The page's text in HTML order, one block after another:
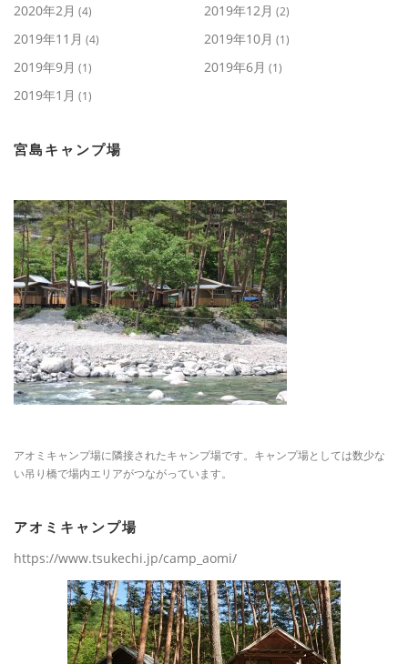
2020年2月 (4) 2019年12月 (2)
2019年11月 (4) 2019年10月 (1)
2019年9月 (1) 2019年6月 (1)
2019年1月 (1)
宮島キャンプ場
アオミキャンプ場に隣接されたキャンプ場です。キャンプ場としては数少な
い吊り橋で場内エリアがつながっています。
アオミキャンプ場
https://www.tsukechi.jp/camp_aomi/